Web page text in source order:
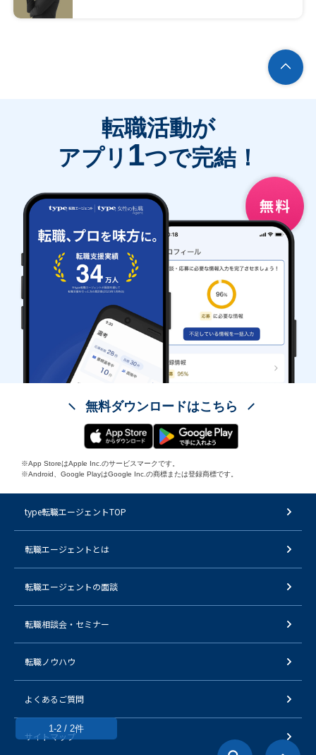
1-2 / 2件
転職活動が
アプリ 1つで完結！
無料ダウンロードはこちら
※App StoreはApple Inc.のサービスマークです。
※Android、Google PlayはGoogle Inc.の商標または登録商標です。
type転職エージェントTOP
転職エージェントとは
転職エージェントの面談
転職相談会・セミナー
転職ノウハウ
よくあるご質問
サイトマップ